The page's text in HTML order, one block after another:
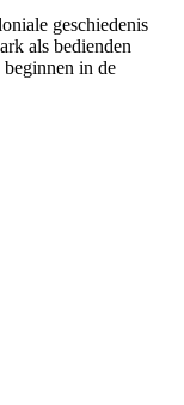
geschiedenis
als bedienden
in de